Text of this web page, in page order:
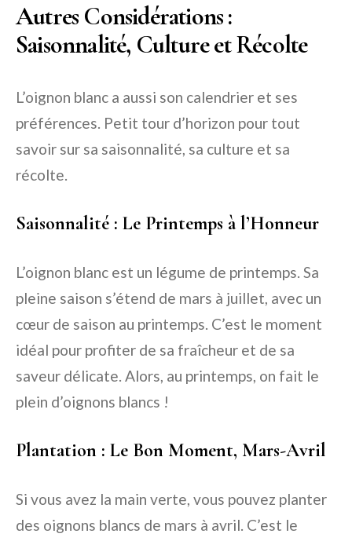
Autres Considérations :
Saisonnalité, Culture et Récolte
L’oignon blanc a aussi son calendrier et ses
préférences. Petit tour d’horizon pour tout
savoir sur sa saisonnalité, sa culture et sa
récolte.
Saisonnalité : Le Printemps à l’Honneur
L’oignon blanc est un légume de printemps. Sa
pleine saison s’étend de mars à juillet, avec un
cœur de saison au printemps. C’est le moment
idéal pour profiter de sa fraîcheur et de sa
saveur délicate. Alors, au printemps, on fait le
plein d’oignons blancs !
Plantation : Le Bon Moment, Mars-Avril
Si vous avez la main verte, vous pouvez planter
des oignons blancs de mars à avril. C’est le